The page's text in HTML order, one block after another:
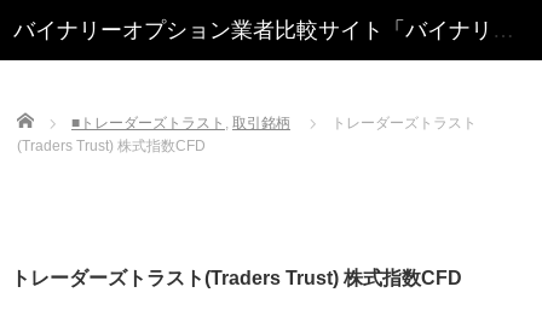
Home ■トレーダーズトラスト , 取引銘柄
トレーダーズトラスト
(Traders Trust) 株式指数CFD
トレーダーズトラスト(Traders Trust) 株式指数CFD